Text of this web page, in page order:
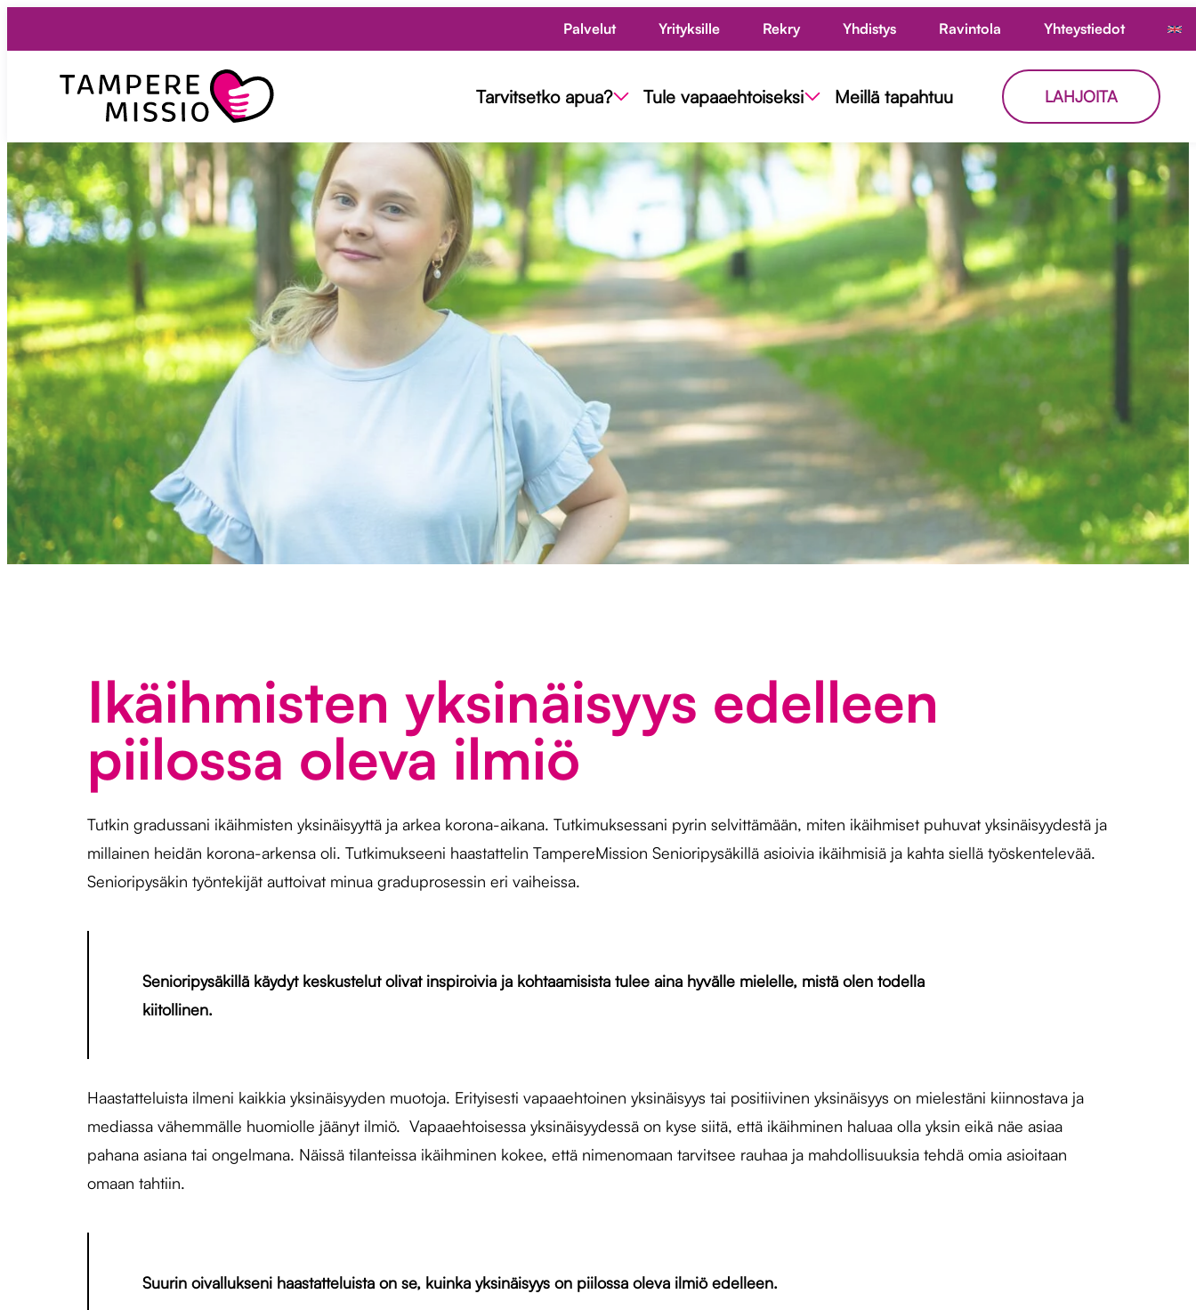
TampereMissio
Tarvitsetko apua? Tule vapaaehtoiseksi Meillä tapahtuu LAHJOITA
Palvelut Yrityksille Rekry Yhdistys Ravintola Yhteystiedot
Ikäihmisten yksinäisyys edelleen
piilossa oleva ilmiö
Tutkin gradussani ikäihmisten yksinäisyyttä ja arkea korona-aikana. Tutkimuksessani pyrin selvittämään, miten ikäihmiset puhuvat yksinäisyydestä ja
millainen heidän korona-arkensa oli. Tutkimukseeni haastattelin TampereMission Senioripysäkillä asioivia ikäihmisiä ja kahta siellä työskentelevää.
Senioripysäkin työntekijät auttoivat minua graduprosessin eri vaiheissa.
Senioripysäkillä käydyt keskustelut olivat inspiroivia ja kohtaamisista tulee aina hyvälle mielelle, mistä olen todella
kiitollinen.
Haastatteluista ilmeni kaikkia yksinäisyyden muotoja. Erityisesti vapaaehtoinen yksinäisyys tai positiivinen yksinäisyys on mielestäni kiinnostava ja
mediassa vähemmälle huomiolle jäänyt ilmiö. Vapaaehtoisessa yksinäisyydessä on kyse siitä, että ikäihminen haluaa olla yksin eikä näe asiaa
pahana asiana tai ongelmana. Näissä tilanteissa ikäihminen kokee, että nimenomaan tarvitsee rauhaa ja mahdollisuuksia tehdä omia asioitaan
omaan tahtiin.
Suurin oivallukseni haastatteluista on se, kuinka yksinäisyys on piilossa oleva ilmiö edelleen.